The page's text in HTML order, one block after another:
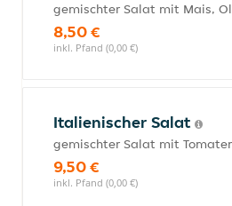
gemischter Salat mit Mais,
8,50 €
inkl. Pfand (0,00 €)
Italienischer Salat
gemischter Salat mit
9,50 €
inkl. Pfand (0,00 €)